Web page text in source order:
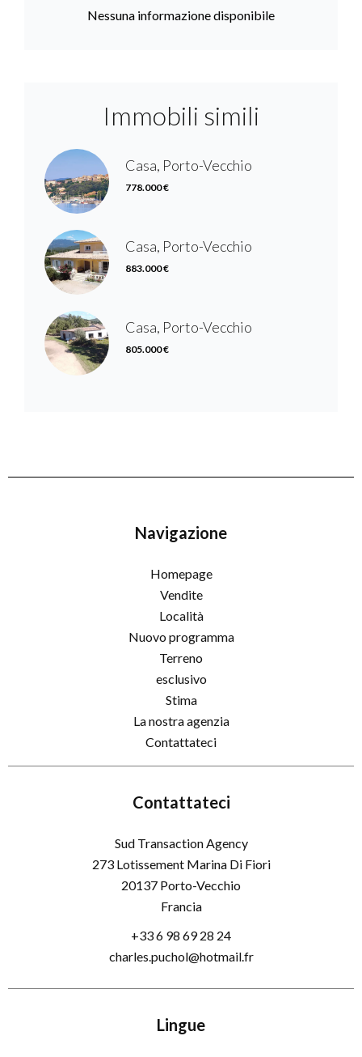
Nessuna informazione disponibile
Immobili simili
Casa, Porto-Vecchio
778.000 €
Casa, Porto-Vecchio
883.000 €
Casa, Porto-Vecchio
805.000 €
Navigazione
Homepage
Vendite
Località
Nuovo programma
Terreno
esclusivo
Stima
La nostra agenzia
Contattateci
Contattateci
Sud Transaction Agency
273 Lotissement Marina Di Fiori
20137 Porto-Vecchio
Francia
+33 6 98 69 28 24
charles.puchol@hotmail.fr
Lingue